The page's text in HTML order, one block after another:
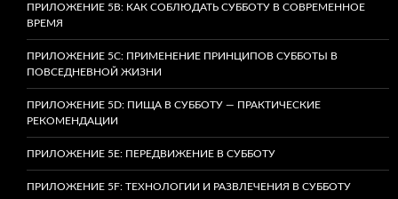
ПРИЛОЖЕНИЕ 5B: КАК СОБЛЮДАТЬ СУББОТУ В СОВРЕМЕННОЕ
ВРЕМЯ
ПРИЛОЖЕНИЕ 5C: ПРИМЕНЕНИЕ ПРИНЦИПОВ СУББОТЫ В
ПОВСЕДНЕВНОЙ ЖИЗНИ
ПРИЛОЖЕНИЕ 5D: ПИЩА В СУББОТУ — ПРАКТИЧЕСКИЕ
РЕКОМЕНДАЦИИ
ПРИЛОЖЕНИЕ 5E: ПЕРЕДВИЖЕНИЕ В СУББОТУ
ПРИЛОЖЕНИЕ 5F: ТЕХНОЛОГИИ И РАЗВЛЕЧЕНИЯ В СУББОТУ